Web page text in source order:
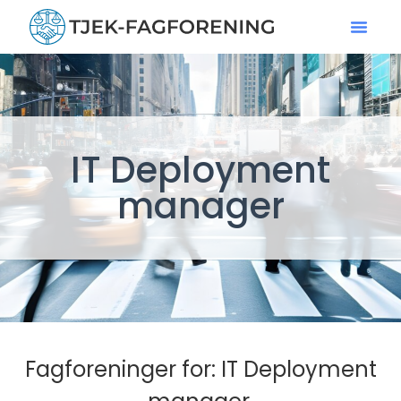
IT Deployment
manager
Fagforeninger for: IT Deployment